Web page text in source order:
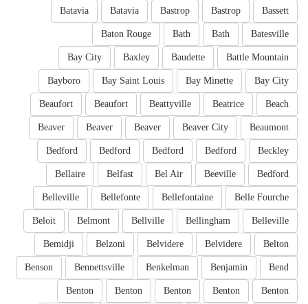
Bassett
Bastrop
Bastrop
Batavia
Batavia
Batesville
Bath
Bath
Baton Rouge
Battle Mountain
Baudette
Baxley
Bay City
Bay City
Bay Minette
Bay Saint Louis
Bayboro
Beach
Beatrice
Beattyville
Beaufort
Beaufort
Beaumont
Beaver City
Beaver
Beaver
Beaver
Beckley
Bedford
Bedford
Bedford
Bedford
Bedford
Beeville
Bel Air
Belfast
Bellaire
Belle Fourche
Bellefontaine
Bellefonte
Belleville
Belleville
Bellingham
Bellville
Belmont
Beloit
Belton
Belvidere
Belvidere
Belzoni
Bemidji
Bend
Benjamin
Benkelman
Bennettsville
Benson
Benton
Benton
Benton
Benton
Benton